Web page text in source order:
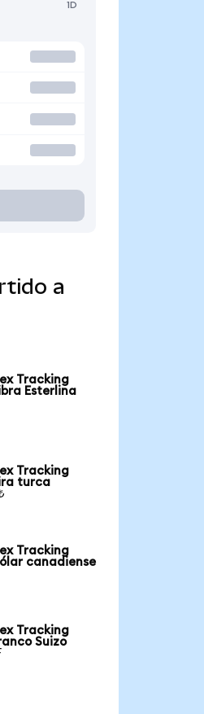
1D
a
Tracking
Esterlina
Tracking
turca
Tracking
canadiense
Tracking
Suizo